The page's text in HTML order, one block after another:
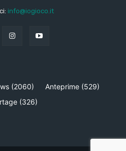
info@iogioco.it
(2060) Anteprime (529)
(326)